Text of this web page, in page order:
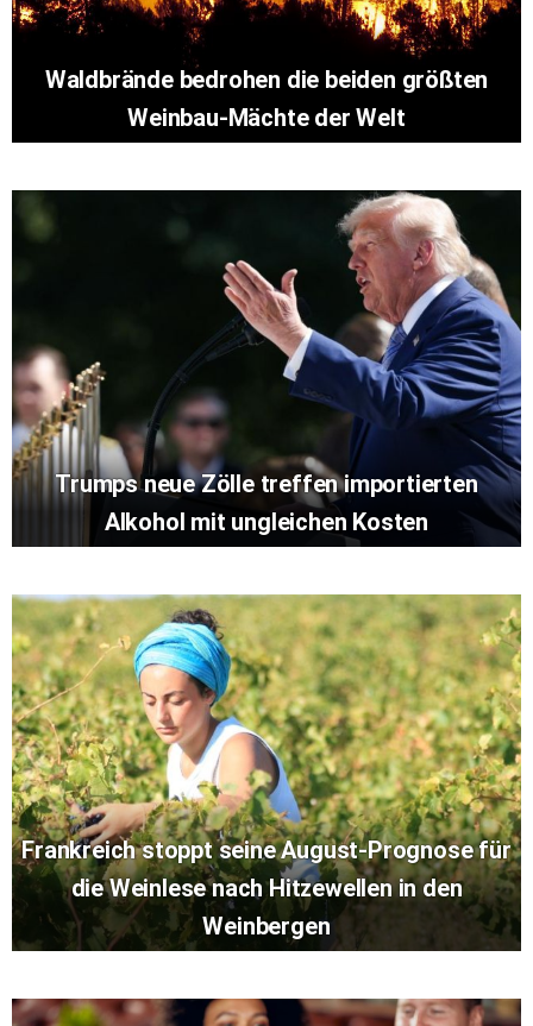
Waldbrände bedrohen die beiden größten
Weinbau-Mächte der Welt
Trumps neue Zölle treffen importierten
Alkohol mit ungleichen Kosten
Frankreich stoppt seine August-Prognose für
die Weinlese nach Hitzewellen in den
Weinbergen